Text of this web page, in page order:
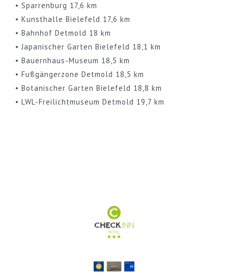
• Sparrenburg 17,6 km
• Kunsthalle Bielefeld 17,6 km
• Bahnhof Detmold 18 km
• Japanischer Garten Bielefeld 18,1 km
• Bauernhaus-Museum 18,5 km
• Fußgängerzone Detmold 18,5 km
• Botanischer Garten Bielefeld 18,8 km
• LWL-Freilichtmuseum Detmold 19,7 km